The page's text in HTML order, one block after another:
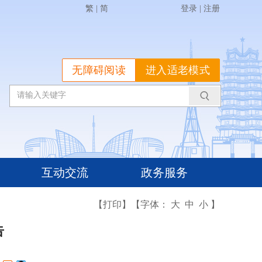
繁 简 登录 注册
进入适老模式
无障碍阅读
互动交流 政务服务
【打印】 【字体： 大 中 小 】